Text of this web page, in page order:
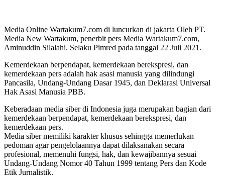
Media Online Wartakum7.com di luncurkan di jakarta Oleh PT.
Media New Wartakum, penerbit pers Media Wartakum7.com,
Aminuddin Silalahi. Selaku Pimred pada tanggal 22 Juli 2021.
Kemerdekaan berpendapat, kemerdekaan berekspresi, dan
kemerdekaan pers adalah hak asasi manusia yang dilindungi
Pancasila, Undang-Undang Dasar 1945, dan Deklarasi Universal
Hak Asasi Manusia PBB.
Keberadaan media siber di Indonesia juga merupakan bagian dari
kemerdekaan berpendapat, kemerdekaan berekspresi, dan
kemerdekaan pers.
Media siber memiliki karakter khusus sehingga memerlukan
pedoman agar pengelolaannya dapat dilaksanakan secara
profesional, memenuhi fungsi, hak, dan kewajibannya sesuai
Undang-Undang Nomor 40 Tahun 1999 tentang Pers dan Kode
Etik Jurnalistik.